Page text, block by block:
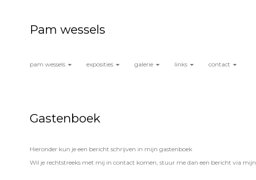
Pam wessels
pam wessels exposities galerie links contact
Gastenboek
Hieronder kun je een bericht schrijven in mijn gastenboek
Wil je rechtstreeks met mij in contact komen, stuur me dan een bericht via mijn